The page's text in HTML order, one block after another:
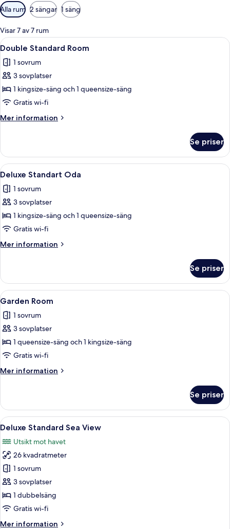
Tillgängliga
filter
för
rum
Alla rum 2 sängar 1 säng
Visar 7 av 7 rum
Öppna
alla
foton
för
Double
Standard
Room
Double Standard Room |
4
Double Standard Room
1 sovrum
3 sovplatser
1 kingsize-säng och 1 queensize-säng
Gratis wi-fi
Mer information
Mer
Standard
Room
Se priser
Öppna
alla
foton
för
Deluxe
Standart
Oda
Ett hotellrum med två sängar, en
3
Deluxe Standart Oda
1 sovrum
3 sovplatser
1 kingsize-säng och 1 queensize-säng
Gratis wi-fi
Mer information
Mer
Standart
Oda
Se priser
Öppna
alla
foton
för
Garden
Room
Ett modernt hotellrum med en stor
3
Garden Room
1 sovrum
3 sovplatser
1 queensize-säng och 1 kingsize-säng
Gratis wi-fi
Mer information
Mer
Room
Se priser
Öppna
alla
foton
för
Deluxe
Standard
Sea
View
Ett hotellrum med två sängar, en
5
Deluxe Standard Sea View
Utsikt mot havet
26 kvadratmeter
1 sovrum
3 sovplatser
1 dubbelsäng
Gratis wi-fi
Mer information
Mer